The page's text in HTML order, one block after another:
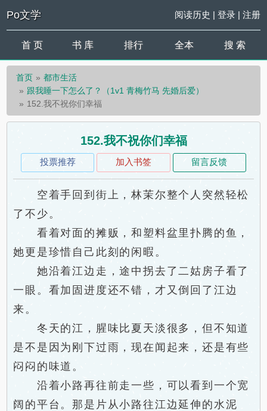
Po文学 阅读历史 | 登录| 注册
首 页 书 库 排行 全本 搜 索
首页
都市生活
跟我睡一下怎么了？（1v1 青梅竹马 先婚后爱）
152.我不祝你们幸福
152.我不祝你们幸福
投票推荐 加入书签 留言反馈
空着手回到街上，林茉尔整个人突然轻松
了不少。
看着对面的摊贩，和塑料盆里扑腾的鱼，
她更是珍惜自己此刻的闲暇。
她沿着江边走，途中拐去了二姑房子看了
一眼。看加固进度还不错，才又倒回了江边
来。
冬天的江，腥味比夏天淡很多，但不知道
是不是因为刚下过雨，现在闻起来，还是有些
闷闷的味道。
沿着小路再往前走一些，可以看到一个宽
阔的平台。那是片从小路往江边延伸的水泥